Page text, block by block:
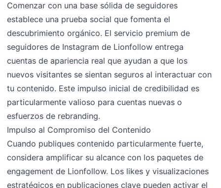
Comenzar con una base sólida de seguidores
establece una prueba social que fomenta el
descubrimiento orgánico. El servicio premium de
seguidores de Instagram de Lionfollow entrega
cuentas de apariencia real que ayudan a que los
nuevos visitantes se sientan seguros al interactuar con
tu contenido. Este impulso inicial de credibilidad es
particularmente valioso para cuentas nuevas o
esfuerzos de rebranding.
Impulso al Compromiso del Contenido
Cuando publiques contenido particularmente fuerte,
considera amplificar su alcance con los paquetes de
engagement de Lionfollow. Los likes y visualizaciones
estratégicos en publicaciones clave pueden activar el